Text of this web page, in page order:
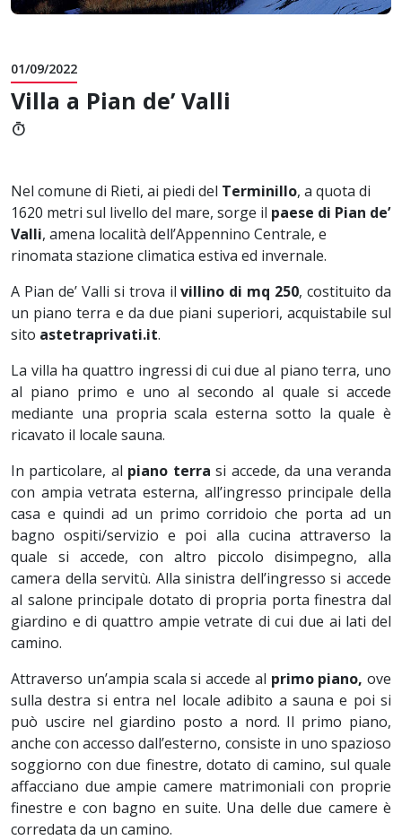
01/09/2022
Villa a Pian de’ Valli
timer
Nel comune di Rieti, ai piedi del Terminillo, a quota di
1620 metri sul livello del mare, sorge il paese di Pian de’
Valli, amena località dell’Appennino Centrale, e
rinomata stazione climatica estiva ed invernale.
A Pian de’ Valli si trova ilvillino di mq 250, costituito da
un piano terra e da due piani superiori, acquistabile sul
sito astetraprivati.it.
La villa ha quattro ingressi di cui due al piano terra, uno
al piano primo e uno al secondo al quale si accede
mediante una propria scala esterna sotto la quale è
ricavato il locale sauna.
In particolare, al piano terra si accede, da una veranda
con ampia vetrata esterna, all’ingresso principale della
casa e quindi ad un primo corridoio che porta ad un
bagno ospiti/servizio e poi alla cucina attraverso la
quale si accede, con altro piccolo disimpegno, alla
camera della servitù. Alla sinistra dell’ingresso si accede
al salone principale dotato di propria porta finestra dal
giardino e di quattro ampie vetrate di cui due ai lati del
camino.
Attraverso un’ampia scala si accede al primo piano, ove
sulla destra si entra nel locale adibito a sauna e poi si
può uscire nel giardino posto a nord. Il primo piano,
anche con accesso dall’esterno, consiste in uno spazioso
soggiorno con due finestre, dotato di camino, sul quale
affacciano due ampie camere matrimoniali con proprie
finestre e con bagno en suite. Una delle due camere è
corredata da un camino.